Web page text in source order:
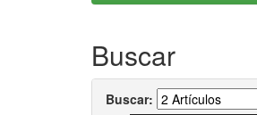
Buscar
Buscar: